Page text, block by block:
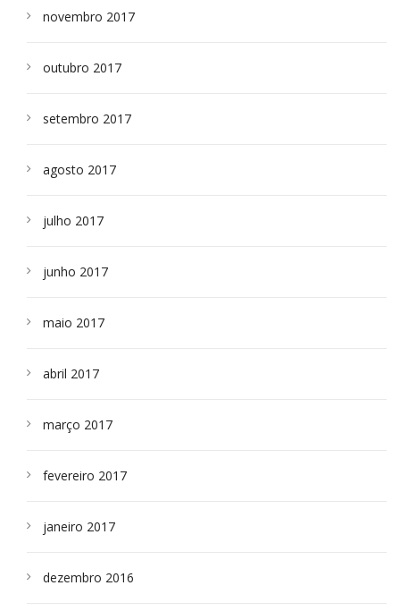
novembro 2017
outubro 2017
setembro 2017
agosto 2017
julho 2017
junho 2017
maio 2017
abril 2017
março 2017
fevereiro 2017
janeiro 2017
dezembro 2016